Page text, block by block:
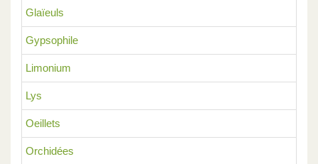
Glaïeuls
Gypsophile
Limonium
Lys
Oeillets
Orchidées